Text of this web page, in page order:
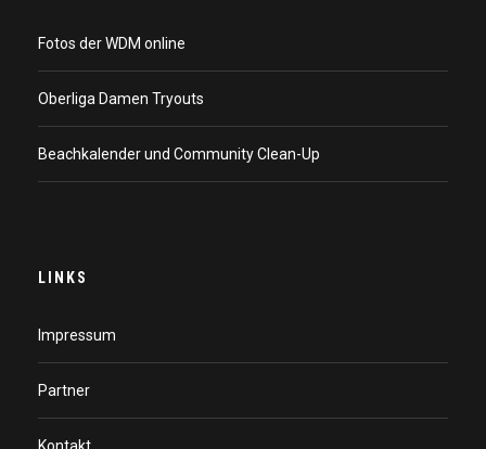
Fotos der WDM online
Oberliga Damen Tryouts
Beachkalender und Community Clean-Up
LINKS
Impressum
Partner